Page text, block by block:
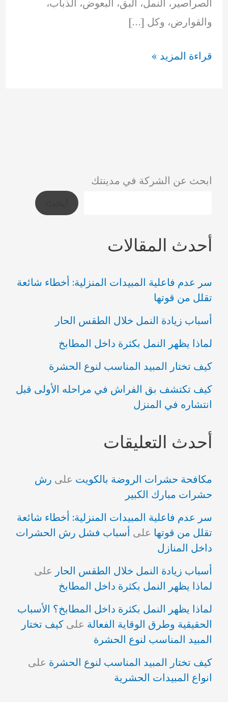
الصراصير، النمل، البق، البعوض، الذباب،
والقوارض، وكل […]
مكافحة
الآفات
قراءة المزيد »
ابحث عن الشركة في مدينتك
أحدث المقالات
سر عدم فاعلية المبيدات المنزلية: أخطاء شائعة
تقلل من قوتها
أسباب زيادة النمل خلال الطقس الحار
لماذا يظهر النمل بكثرة داخل المطابخ
كيف تختار المبيد المناسب لنوع الحشرة
كيف تكتشف بق الفراش في مراحله الأولى قبل
انتشاره في المنزل
أحدث التعليقات
مكافحة حشرات الروضة بالكويت على رش
حشرات مبارك الكبير
سر عدم فاعلية المبيدات المنزلية: أخطاء شائعة
تقلل من قوتها على أسباب فشل رش الحشرات
داخل المنازل
أسباب زيادة النمل خلال الطقس الحار على
لماذا يظهر النمل بكثرة داخل المطابخ
لماذا يظهر النمل بكثرة داخل المطابخ؟ الأسباب
الحقيقية وطرق الوقاية الفعالة على كيف تختار
المبيد المناسب لنوع الحشرة
كيف تختار المبيد المناسب لنوع الحشرة على
انواع المبيدات الحشرية